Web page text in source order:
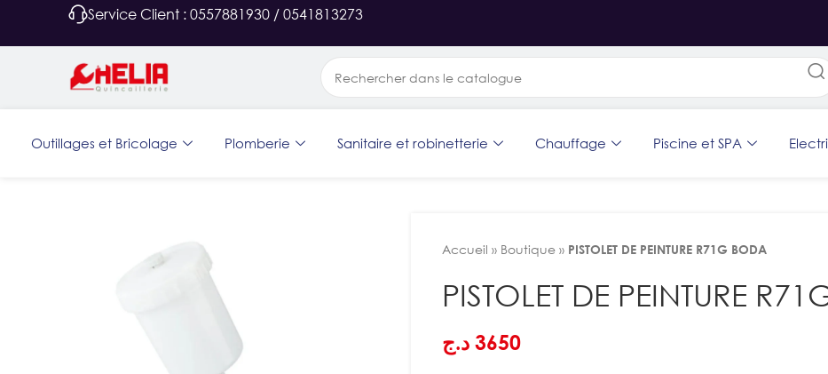
Service Client : 0557881930 / 0541813273
Outillages et Bricolage Plomberie Sanitaire et robinetterie Chauffage Piscine et SPA
Accueil » Boutique » PISTOLET DE PEINTURE R71G BODA
PISTOLET DE PEINTURE
3650 د.ج